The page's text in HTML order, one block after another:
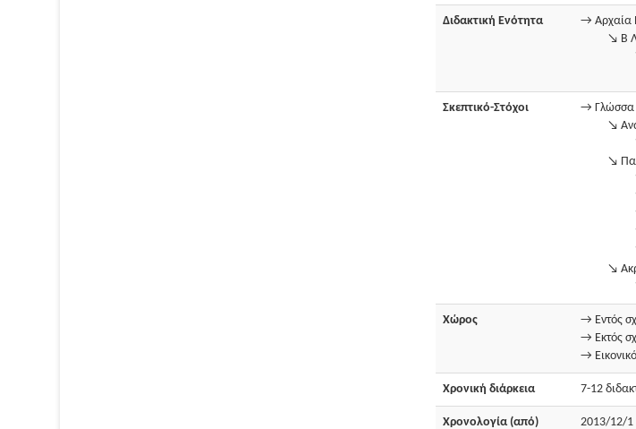
Διδακτική Ενότητα
→ Αρχαία
↘ Β
Σκεπτικό-Στόχοι
→ Γλώσσα
↘
↘
↘
Χώρος
→ Εντός
→ Εκτός
→
Χρονική διάρκεια 7-12
Χρονολογία (από) 2013/12/1